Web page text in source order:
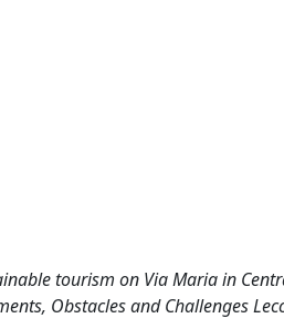
tourism on Via Maria in
Obstacles and Challenges